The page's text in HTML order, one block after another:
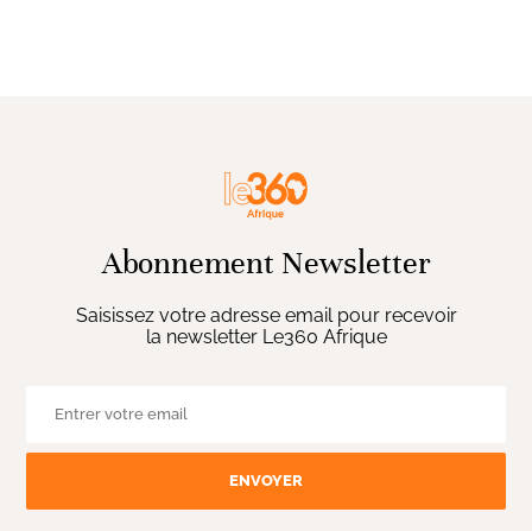
Abonnement Newsletter
Saisissez votre adresse email pour recevoir
la newsletter Le360 Afrique
ENVOYER